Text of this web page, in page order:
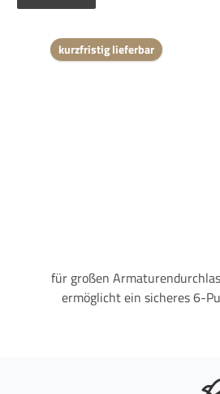
Produktgalerie überspringen
kurzfristig lieferbar
für großen Armaturendurchlass inkl. 2 Backensätzen für Schlauch: DN 20 und DN 25 für Hülsen: AD 30 - 40 mm Armaturendurchlass bis 60 mm ADDie manuelle
ermöglicht ein sicheres 6-